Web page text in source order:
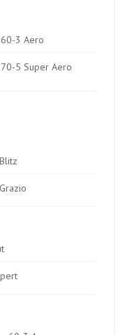
3 Aero
5 Super Aero